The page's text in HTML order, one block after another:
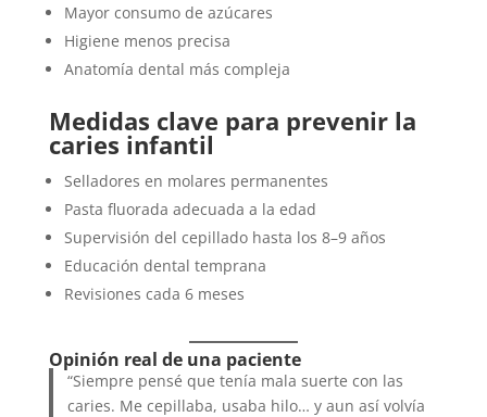
Mayor consumo de azúcares
Higiene menos precisa
Anatomía dental más compleja
Medidas clave para prevenir la
caries infantil
Selladores en molares permanentes
Pasta fluorada adecuada a la edad
Supervisión del cepillado hasta los 8–9 años
Educación dental temprana
Revisiones cada 6 meses
Opinión real de una paciente
“Siempre pensé que tenía mala suerte con las
caries. Me cepillaba, usaba hilo… y aun así volvía